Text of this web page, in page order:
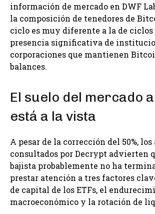
información de mercado en DWF
la composición de tenedores de
ciclo es muy diferente a la de ciclos
presencia significativa de
corporaciones que mantienen
balances.
El suelo del mercado
está a la vista
A pesar de la corrección del 50%,
consultados por Decrypt advierten
bajista probablemente no ha
prestar atención a tres factores
de capital de los ETFs, el
macroeconómico y la rotación de